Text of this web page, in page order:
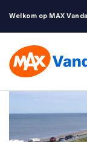
Welkom op MAX